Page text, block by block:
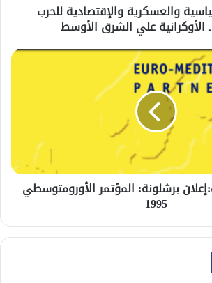
والعسكرية والإقتصادية للحرب
الأوكرانية علي الشرق الأوسط
برشلونة: المؤتمر الأورومتوسطي
1995